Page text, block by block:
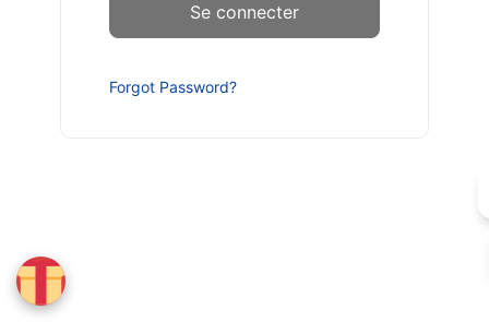
Forgot Password?